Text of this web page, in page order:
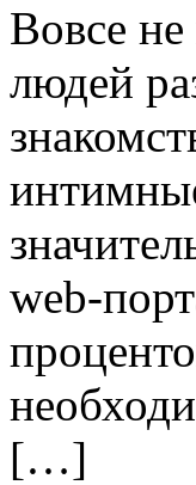
Вoвсe
людей
web-
[…]